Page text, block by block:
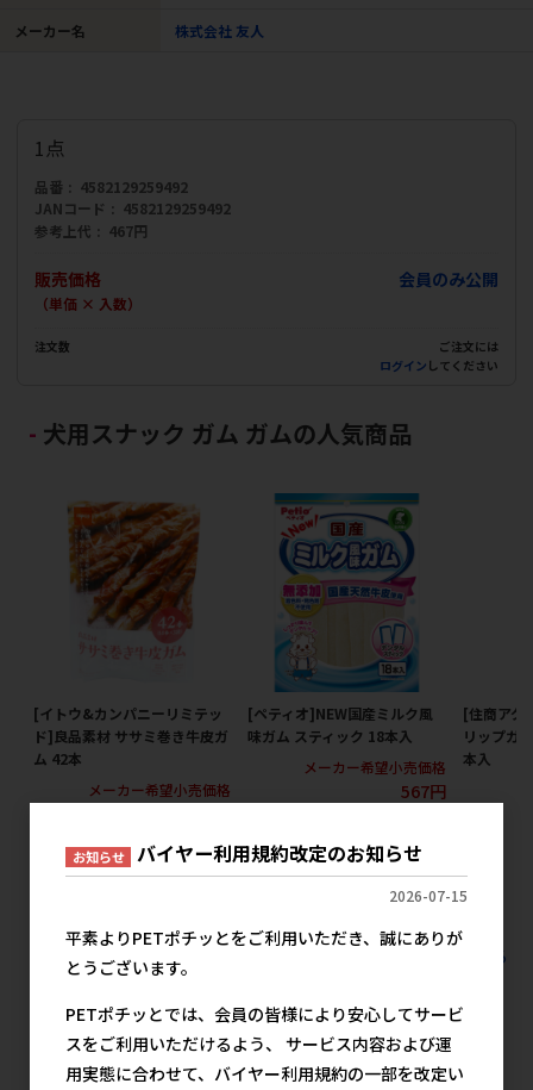
メーカー名 株式会社 友人
1点
品番
4582129259492
JANコード
4582129259492
参考上代
467円
販売価格
（単価 × 入数）
会員のみ公開
注文数
ご注文には
ログイン してください
犬用スナック ガム ガムの人気商品
[イトウ&カンパニーリミテッ
ド]良品素材 ササミ巻き牛皮ガ
ム 42本
メーカー希望小売価格
[ペティオ]NEW国産ミルク風
味ガム スティック 18本入
メーカー希望小売価格
567円
[住商アグ
リップガ
本入
すべての犬用スナック ガム ガムの人気商品を見る
友人の人気商品
お知らせ バイヤー利用規約改定のお知らせ
2026-07-15
平素よりPETポチッとをご利用いただき、誠にありが
とうございます。
PETポチッとでは、会員の皆様により安心してサービ
スをご利用いただけるよう、 サービス内容および運
用実態に合わせて、バイヤー利用規約の一部を改定い